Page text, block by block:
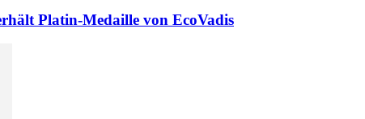
Platin-Medaille von EcoVadis